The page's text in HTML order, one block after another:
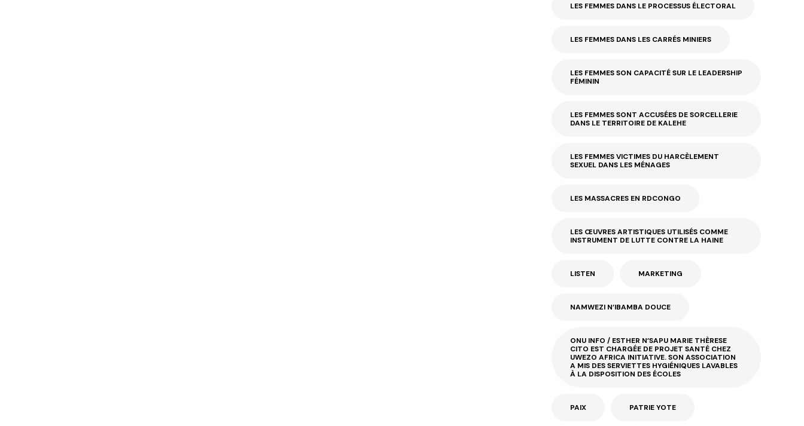
LES FEMMES DANS LE PROCESSUS ÉLECTORAL
LES FEMMES DANS LES CARRÉS MINIERS
LES FEMMES SON CAPACITÉ SUR LE LEADERSHIP
FÉMININ
LES FEMMES SONT ACCUSÉES DE SORCELLERIE
DANS LE TERRITOIRE DE KALEHE
LES FEMMES VICTIMES DU HARCÈLEMENT
SEXUEL DANS LES MÉNAGES
LES MASSACRES EN RDCONGO
LES ŒUVRES ARTISTIQUES UTILISÉS COMME
INSTRUMENT DE LUTTE CONTRE LA HAINE
LISTEN MARKETING
NAMWEZI N’IBAMBA DOUCE
ONU INFO / ESTHER N’SAPU MARIE THÈRESE
CITO EST CHARGÉE DE PROJET SANTÉ CHEZ
UWEZO AFRICA INITIATIVE. SON ASSOCIATION
A MIS DES SERVIETTES HYGIÉNIQUES LAVABLES
À LA DISPOSITION DES ÉCOLES
PAIX PATRIE YOTE